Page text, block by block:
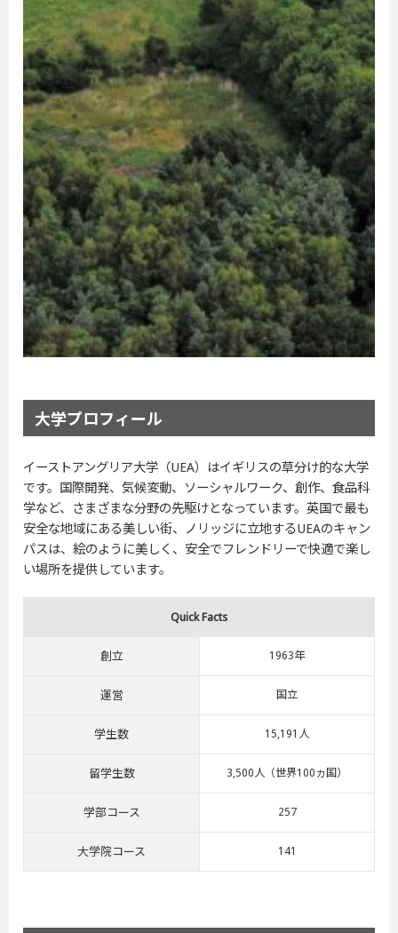
大学プロフィール
イーストアングリア大学（UEA）はイギリスの草分け的な大学
です。国際開発、気候変動、ソーシャルワーク、創作、食品科
学など、さまざまな分野の先駆けとなっています。英国で最も
安全な地域にある美しい街、ノリッジに立地するUEAのキャン
パスは、絵のように美しく、安全でフレンドリーで快適で楽し
い場所を提供しています。
Quick Facts
創立 1963年
運営 国立
学生数 15,191人
留学生数 3,500人（世界100ヵ国）
学部コース 257
大学院コース 141